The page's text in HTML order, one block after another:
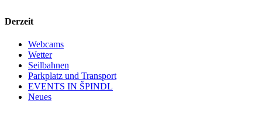
Derzeit
Webcams
Wetter
Seilbahnen
Parkplatz und Transport
EVENTS IN ŠPINDL
Neues